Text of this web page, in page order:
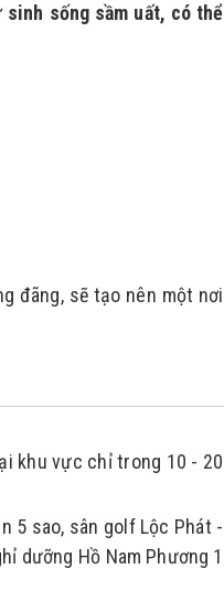
sống sầm uất, có thể
đãng, sẽ tạo nên một nơi
khu vực chỉ trong 10 - 20
5 sao, sân golf Lộc Phát -
dưỡng Hồ Nam Phương 1